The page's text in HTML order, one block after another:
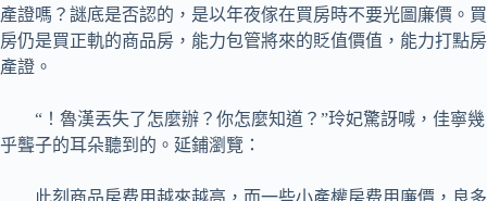
產證嗎？謎底是否認的，是以年夜傢在買房時不要光圖廉價。買
房仍是買正軌的商品房，能力包管將來的貶值價值，能力打點房
產證。
“！魯漢丟失了怎麼辦？你怎麼知道？”玲妃驚訝喊，佳寧幾
乎聾子的耳朵聽到的。延鋪瀏覽：